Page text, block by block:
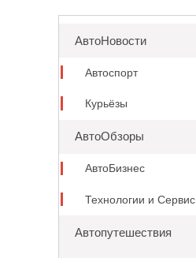
АвтоНовости
Автоспорт
Курьёзы
АвтоОбзоры
АвтоБизнес
Технологии и Сервис
Автопутешествия